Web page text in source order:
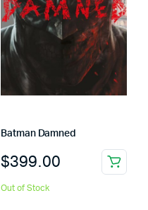
Batman Damned
$399.00
Out of Stock